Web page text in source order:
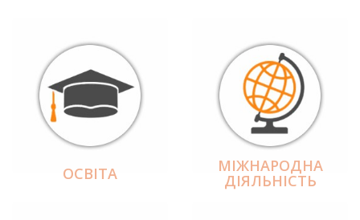
ОСВІТА МІЖНАРОДНА
ДІЯЛЬНІCТЬ